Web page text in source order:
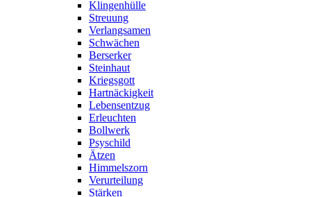
Klingenhülle
Streuung
Verlangsamen
Schwächen
Berserker
Steinhaut
Kriegsgott
Hartnäckigkeit
Lebensentzug
Erleuchten
Bollwerk
Psyschild
Ätzen
Himmelszorn
Verurteilung
Stärken